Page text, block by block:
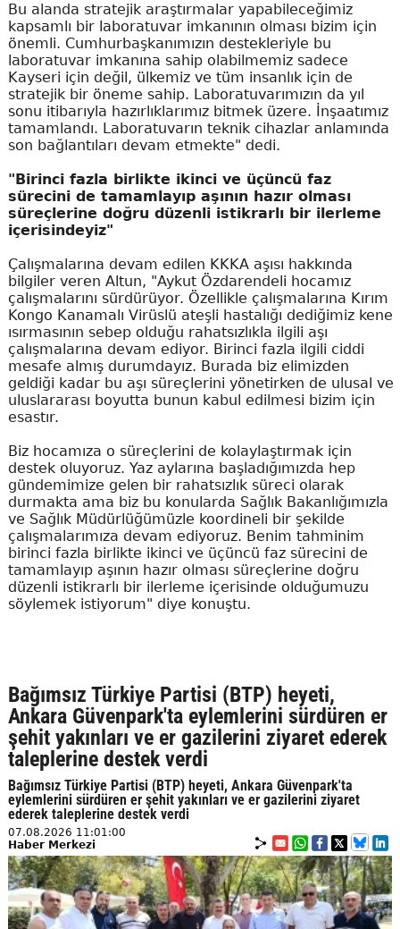
Bu alanda stratejik araştırmalar yapabileceğimiz
kapsamlı bir laboratuvar imkanının olması bizim için
önemli. Cumhurbaşkanımızın destekleriyle bu
laboratuvar imkanına sahip olabilmemiz sadece
Kayseri için değil, ülkemiz ve tüm insanlık için de
stratejik bir öneme sahip. Laboratuvarımızın da yıl
sonu itibarıyla hazırlıklarımız bitmek üzere. İnşaatımız
tamamlandı. Laboratuvarın teknik cihazlar anlamında
son bağlantıları devam etmekte" dedi.
"Birinci fazla birlikte ikinci ve üçüncü faz
sürecini de tamamlayıp aşının hazır olması
süreçlerine doğru düzenli istikrarlı bir ilerleme
içerisindeyiz"
Çalışmalarına devam edilen KKKA aşısı hakkında
bilgiler veren Altun, "Aykut Özdarendeli hocamız
çalışmalarını sürdürüyor. Özellikle çalışmalarına Kırım
Kongo Kanamalı Virüslü ateşli hastalığı dediğimiz kene
ısırmasının sebep olduğu rahatsızlıkla ilgili aşı
çalışmalarına devam ediyor. Birinci fazla ilgili ciddi
mesafe almış durumdayız. Burada biz elimizden
geldiği kadar bu aşı süreçlerini yönetirken de ulusal ve
uluslararası boyutta bunun kabul edilmesi bizim için
esastır.
Biz hocamıza o süreçlerini de kolaylaştırmak için
destek oluyoruz. Yaz aylarına başladığımızda hep
gündemimize gelen bir rahatsızlık süreci olarak
durmakta ama biz bu konularda Sağlık Bakanlığımızla
ve Sağlık Müdürlüğümüzle koordineli bir şekilde
çalışmalarımıza devam ediyoruz. Benim tahminim
birinci fazla birlikte ikinci ve üçüncü faz sürecini de
tamamlayıp aşının hazır olması süreçlerine doğru
düzenli istikrarlı bir ilerleme içerisinde olduğumuzu
söylemek istiyorum" diye konuştu.
Bağımsız Türkiye Partisi (BTP) heyeti,
Ankara Güvenpark'ta eylemlerini sürdüren er
şehit yakınları ve er gazilerini ziyaret ederek
taleplerine destek verdi
Bağımsız Türkiye Partisi (BTP) heyeti, Ankara Güvenpark'ta
eylemlerini sürdüren er şehit yakınları ve er gazilerini ziyaret
ederek taleplerine destek verdi
07.08.2026 11:01:00
Haber Merkezi